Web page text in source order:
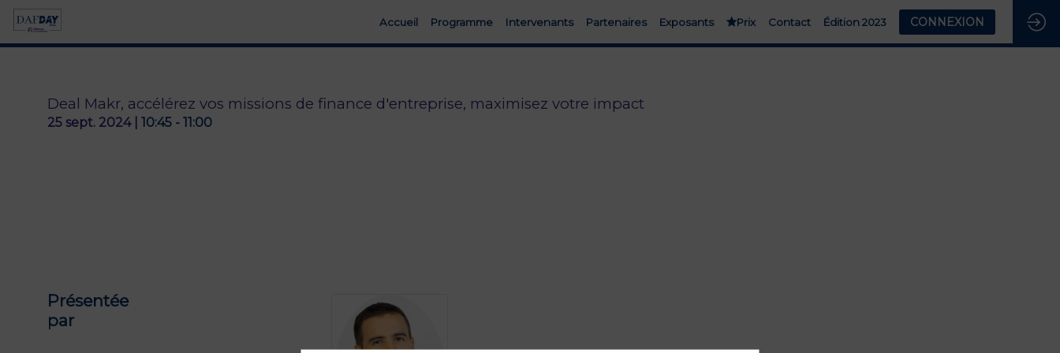
Accueil Programme Intervenants Partenaires Exposants Prix Contact Édition 2023 CONNEXION
Deal Makr, accélérez vos missions de finance d'entreprise, maximisez votre impact
25 sept. 2024| 10:45 - 11:00
Présentée
par